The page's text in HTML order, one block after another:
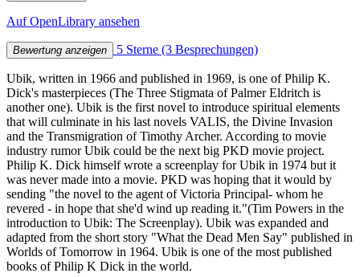
Auf OpenLibrary ansehen
Bewertung anzeigen 5 Sterne (3 Besprechungen)
Ubik, written in 1966 and published in 1969, is one of Philip K.
Dick's masterpieces (The Three Stigmata of Palmer Eldritch is
another one). Ubik is the first novel to introduce spiritual elements
that will culminate in his last novels VALIS, the Divine Invasion
and the Transmigration of Timothy Archer. According to movie
industry rumor Ubik could be the next big PKD movie project.
Philip K. Dick himself wrote a screenplay for Ubik in 1974 but it
was never made into a movie. PKD was hoping that it would by
sending "the novel to the agent of Victoria Principal- whom he
revered - in hope that she'd wind up reading it."(Tim Powers in the
introduction to Ubik: The Screenplay). Ubik was expanded and
adapted from the short story "What the Dead Men Say" published in
Worlds of Tomorrow in 1964. Ubik is one of the most published
books of Philip K Dick in the world.